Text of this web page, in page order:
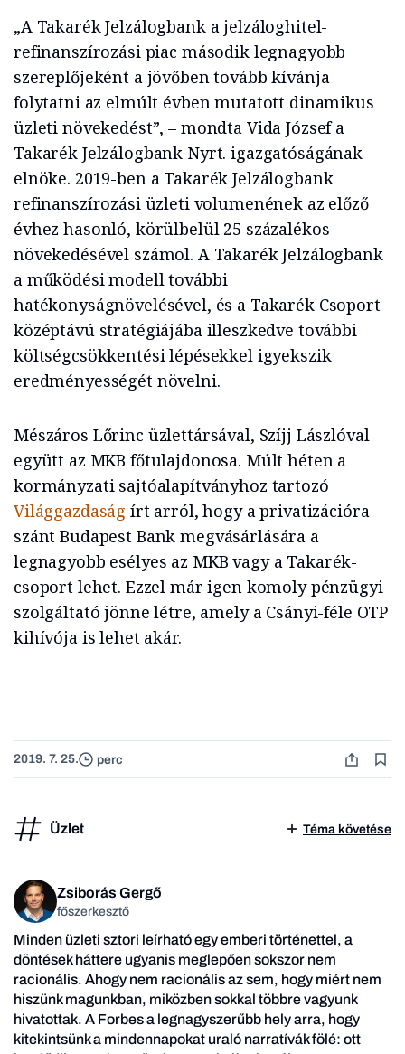
„A Takarék Jelzálogbank a jelzáloghitel-
refinanszírozási piac második legnagyobb
szereplőjeként a jövőben tovább kívánja
folytatni az elmúlt évben mutatott dinamikus
üzleti növekedést”, – mondta Vida József a
Takarék Jelzálogbank Nyrt. igazgatóságának
elnöke. 2019-ben a Takarék Jelzálogbank
refinanszírozási üzleti volumenének az előző
évhez hasonló, körülbelül 25 százalékos
növekedésével számol. A Takarék Jelzálogbank
a működési modell további
hatékonyságnövelésével, és a Takarék Csoport
középtávú stratégiájába illeszkedve további
költségcsökkentési lépésekkel igyekszik
eredményességét növelni.
Mészáros Lőrinc üzlettársával, Szíjj Lászlóval
együtt az MKB főtulajdonosa. Múlt héten a
kormányzati sajtóalapítványhoz tartozó
Világgazdaság írt arról, hogy a privatizációra
szánt Budapest Bank megvásárlására a
legnagyobb esélyes az MKB vagy a Takarék-
csoport lehet. Ezzel már igen komoly pénzügyi
szolgáltató jönne létre, amely a Csányi-féle OTP
kihívója is lehet akár.
2019. 7. 25. perc
Üzlet Téma követése
Zsiborás Gergő
főszerkesztő
Minden üzleti sztori leírható egy emberi történettel, a
döntések háttere ugyanis meglepően sokszor nem
racionális. Ahogy nem racionális az sem, hogy miért nem
hiszünk magunkban, miközben sokkal többre vagyunk
hivatottak. A Forbes a legnagyszerűbb hely arra, hogy
kitekintsünk a mindennapokat uraló narratívák fölé: ott